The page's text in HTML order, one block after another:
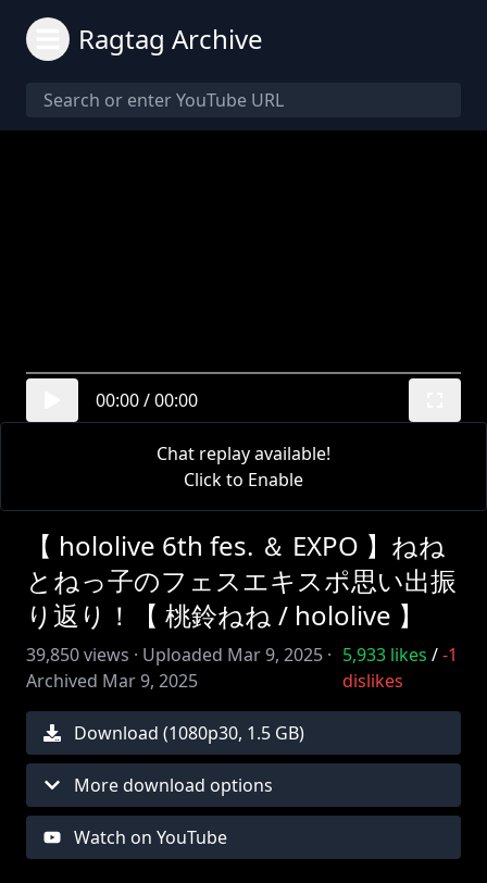
Ragtag Archive
00:00/00:00
Chat replay available!
Click to Enable
【 hololive 6th fes. ＆ EXPO 】ねね
とねっ子のフェスエキスポ思い出振
り返り！【 桃鈴ねね / hololive 】
39,850views · Uploaded Mar 9, 2025 ·
Archived Mar 9, 2025
5,933likes /-1
dislikes
Download (1080p30, 1.5 GB)
More download options
Watch on YouTube